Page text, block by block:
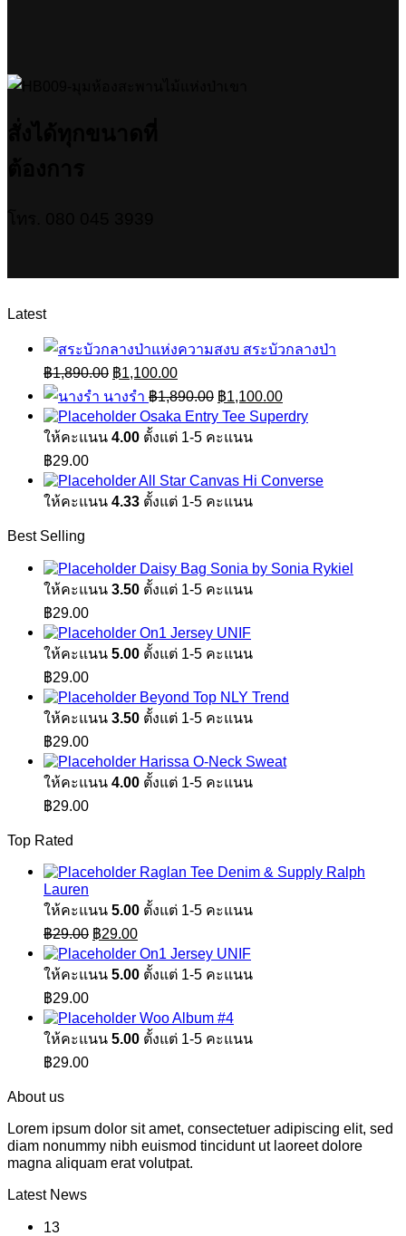
Latest
สระบัวกลางป่า
฿1,890.00 Original
price
was:
฿1,890.00.
฿1,100.00Current
price
is:
฿1,100.00.
นางรำ ฿1,890.00 Original
price
was:
฿1,890.00.
฿1,100.00Current
price
is:
Osaka Entry Tee Superdry
ให้คะแนน 4.00 ตั้งแต่ 1-5 คะแนน
฿29.00
All Star Canvas Hi Converse
ให้คะแนน 4.33 ตั้งแต่ 1-5 คะแนน
Best Selling
Daisy Bag Sonia by Sonia Rykiel
ให้คะแนน 3.50 ตั้งแต่ 1-5 คะแนน
฿29.00
On1 Jersey UNIF
ให้คะแนน 5.00 ตั้งแต่ 1-5 คะแนน
฿29.00
Beyond Top NLY Trend
ให้คะแนน 3.50 ตั้งแต่ 1-5 คะแนน
฿29.00
Harissa O-Neck Sweat
ให้คะแนน 4.00 ตั้งแต่ 1-5 คะแนน
฿29.00
Top Rated
Raglan Tee Denim & Supply Ralph
Lauren
ให้คะแนน 5.00 ตั้งแต่ 1-5 คะแนน
฿29.00 Original
price
was:
฿29.00.
฿29.00Current
price
is:
฿29.00.
On1 Jersey UNIF
ให้คะแนน 5.00 ตั้งแต่ 1-5 คะแนน
฿29.00
Woo Album #4
ให้คะแนน 5.00 ตั้งแต่ 1-5 คะแนน
฿29.00
About us
Lorem ipsum dolor sit amet, consectetuer adipiscing elit, sed
diam nonummy nibh euismod tincidunt ut laoreet dolore
magna aliquam erat volutpat.
Latest News
13